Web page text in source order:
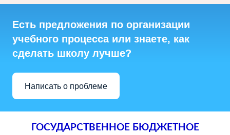
Есть предложения по организации
учебного процесса или знаете, как
сделать школу лучше?
Написать о проблеме
ГОСУДАРСТВЕННОЕ БЮДЖЕТНОЕ